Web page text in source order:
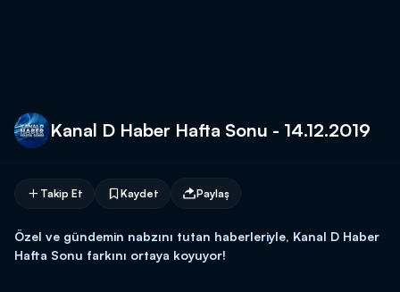
Kanal D Haber Hafta Sonu - 14.12.2019
Takip Et Kaydet Paylaş
Özel ve gündemin nabzını tutan haberleriyle, Kanal D Haber
Hafta Sonu farkını ortaya koyuyor!